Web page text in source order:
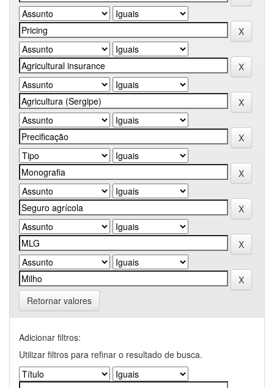
Retornar valores
Adicionar filtros:
Utilizar filtros para refinar o resultado de busca.